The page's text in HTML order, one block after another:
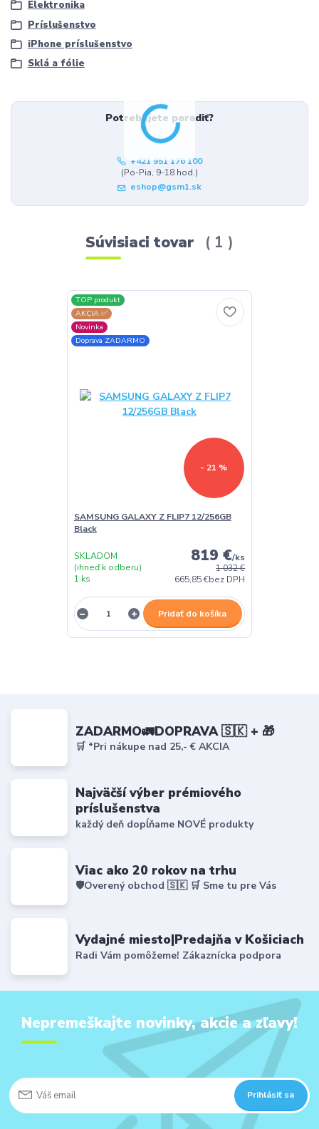
Elektronika
Príslušenstvo
iPhone príslušenstvo
Sklá a fólie
Potrebujete poradiť?
+421 951 176 100
(Po-Pia, 9-18 hod.)
eshop@gsm1.sk
Súvisiaci tovar 1
TOP produkt
AKCIA ✅
Novinka
Doprava ZADARMO
- 21 %
SAMSUNG GALAXY Z FLIP7 12/256GB
Black
1 032 €
819 €/ks
665,85 €bez DPH
SKLADOM
(ihneď k odberu)
1 ks
Pridať do košíka
ZADARMO🚛DOPRAVA 🇸🇰 + 🎁
🛒 *Pri nákupe nad 25,- € AKCIA
Najväčší výber prémiového
príslušenstva
každý deň dopĺňame NOVÉ produkty
Viac ako 20 rokov na trhu
🛡️Overený obchod 🇸🇰 🛒 Sme tu pre Vás
Vydajné miesto|Predajňa v Košiciach
Radi Vám pomôžeme! Zákaznícka podpora
Nepremeškajte novinky, akcie a zľavy!
Prihlásiť sa